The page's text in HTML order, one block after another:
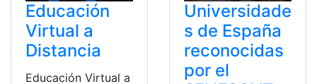
Educación
Virtual a
Distancia
Educación Virtual a
Universidade
s de España
reconocidas
por el